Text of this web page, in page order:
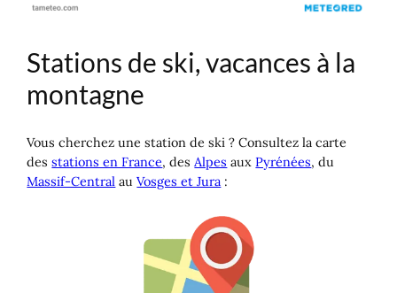
Stations de ski, vacances à la
montagne
Vous cherchez une station de ski ? Consultez la carte
desstations en France, des Alpes auxPyrénées, du
Massif-Central auVosges et Jura :